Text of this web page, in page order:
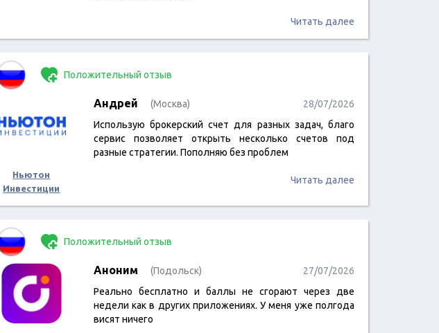
Читать далее
Положительный отзыв
Ньютон
Инвестиции
Андрей (Москва)
28/07/2026
Использую брокерский счет для разных задач, благо
сервис позволяет открыть несколько счетов под
разные стратегии. Пополняю без проблем
Читать далее
Положительный отзыв
Аноним (Подольск)
27/07/2026
Реально бесплатно и баллы не сгорают через две
недели как в других приложениях. У меня уже полгода
висят ничего